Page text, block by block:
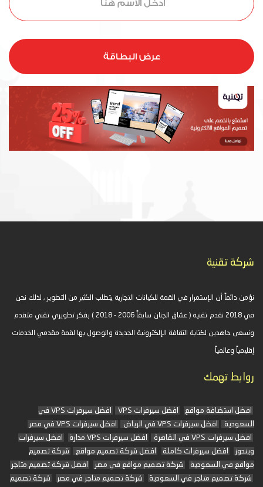
شركة تقنية
نؤمن دائماً أن الإستمرار في القمة للكيانات التجارية يتطلب الكثير من التطوير , لذلك نحن
في 2018 نقدم تقنية ( عشاق الجنان سابقاً 2006 - 2018 ) بفكر تطويري تقني متقدم
ونسعى جاهدين لكتابة الثقافة الإلكترونية الجديدة والوصول بها لقمة مقدمي الخدمات
إقليمياً وعالمياً
روابط تهمك
افضل استضافة مواقع افضل سيرفرات VPS
افضل سيرفرات VPS في
السعودية
افضل سيرفرات VPS في الرياض
افضل سيرفرات VPS في مصر
افضل سيرفرات VPS في القاهرة
افضل سيرفرات VPS مدارة
افضل سيرفرات
ويندوز
افضل سيرفرات كاملة افضل شركة تصميم مواقع
شركة تصميم
مواقع في السعودية
شركة تصميم مواقع في مصر
افضل شركة تصميم متاجر
شركة تصميم متاجر في السعودية
شركة تصميم متاجر في مصر
شركة تصميم